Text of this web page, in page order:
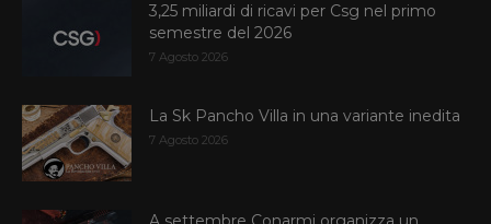
3,25 miliardi di ricavi per Csg nel primo
semestre del 2026
7 Agosto 2026
La Sk Pancho Villa in una variante inedita
7 Agosto 2026